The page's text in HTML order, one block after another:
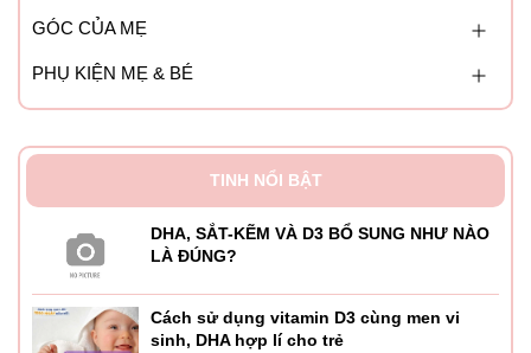
GÓC CỦA MẸ
PHỤ KIỆN MẸ & BÉ
TINH NỔI BẬT
DHA, SẮT-KẼM VÀ D3 BỔ SUNG NHƯ NÀO
LÀ ĐÚNG?
Cách sử dụng vitamin D3 cùng men vi
sinh, DHA hợp lí cho trẻ